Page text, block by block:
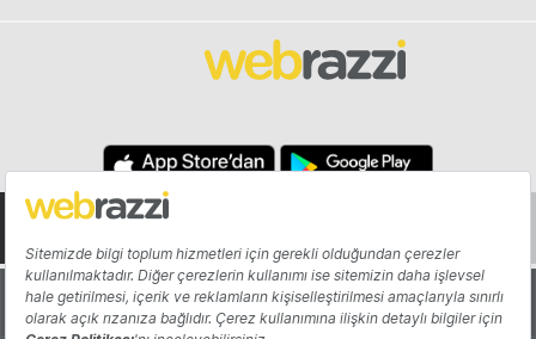
Hakkında Yazarlar